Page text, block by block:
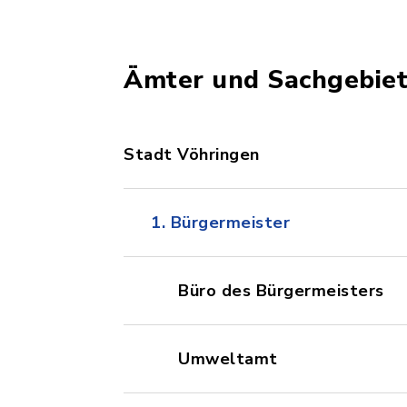
Ämter und
Stadt Vöhringen
1. Bürgermeister
Büro des Bürgermeisters
Umweltamt